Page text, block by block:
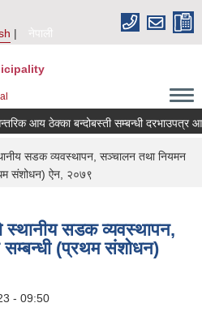
नेपाली
आय ठेक्का बन्दोबस्ती सम्बन्धी दरभाउपत्र
सडक व्यवस्थापन, सञ्चालन तथा नियमन
संशोधन) ऐन, २०७९
स्थानीय सडक व्यवस्थापन,
(प्रथम संशोधन)
- 09:50